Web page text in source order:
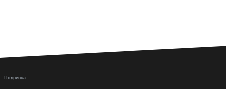
Подписка